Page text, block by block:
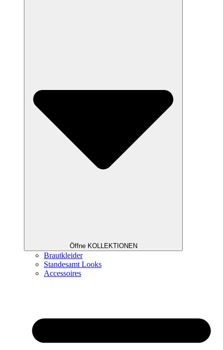
Öffne KOLLEKTIONEN
Brautkleider
Standesamt Looks
Accessoires